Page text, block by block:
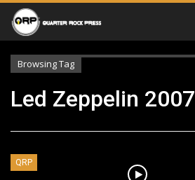
Browsing Tag
Led Zeppelin 2007
QRP